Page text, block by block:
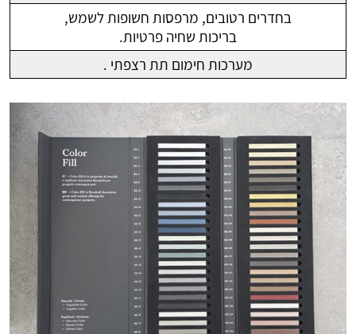
בחדרים רטובים, מרפסות חשופות לשמש,
בריכות שחיה פרטיות.
מערכות חימום תת רצפתי .